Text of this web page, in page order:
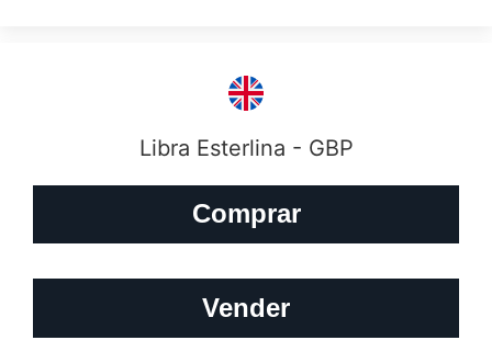
Libra Esterlina - GBP
Comprar
Vender